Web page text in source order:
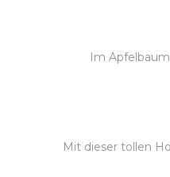
Im
Mit dieser tollen